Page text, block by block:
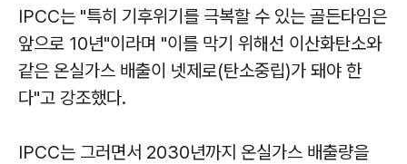
IPCC는 "특히 기후위기를 극복할 수 있는 골든타임은
앞으로 10년"이라며 "이를 막기 위해선 이산화탄소와
같은 온실가스 배출이 넷제로(탄소중립)가 돼야 한
다"고 강조했다.
IPCC는 그러면서 2030년까지 온실가스 배출량을